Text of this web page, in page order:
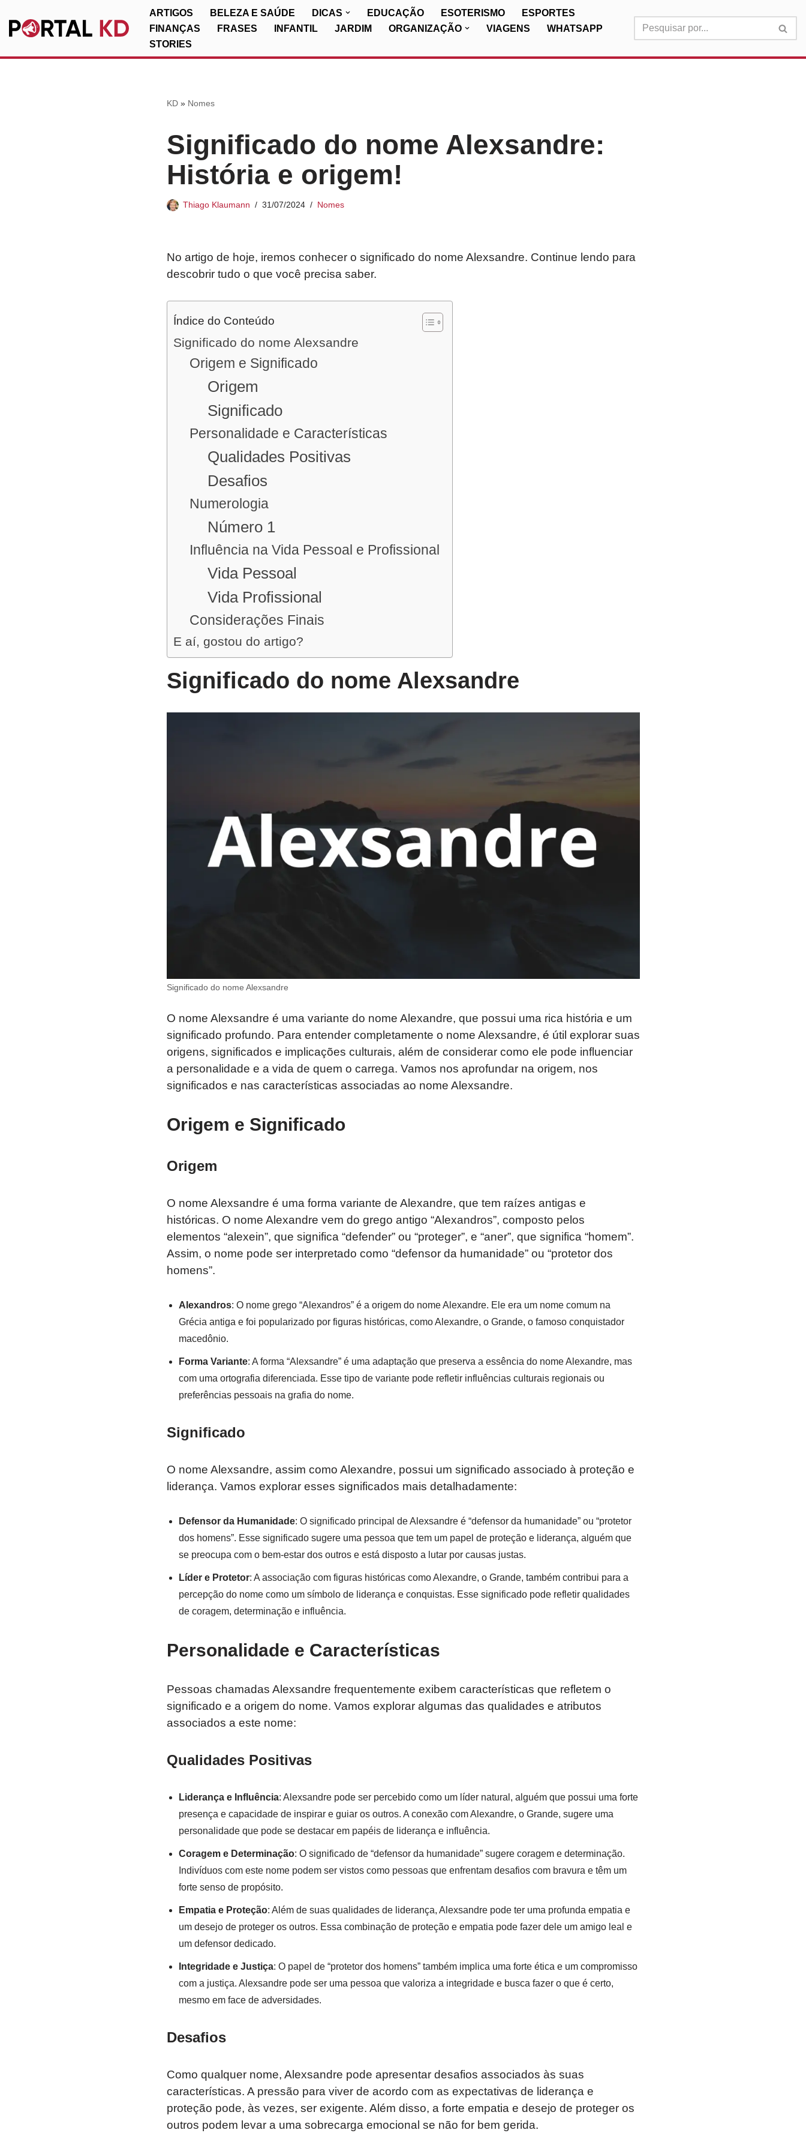
Pular
ARTIGOS BELEZA E SAÚDE DICAS EDUCAÇÃO ESOTERISMO
ESPORTES
FINANÇAS
FRASES INFANTIL JARDIM ORGANIZAÇÃO VIAGENS
WHATSAPP
STORIES
KD» Nomes
Significado do nome Alexsandre:
História e origem!
Thiago Klaumann 31/07/2024 Nomes
No artigo de hoje, iremos conhecer o significado do nome Alexsandre. Continue lendo para
descobrir tudo o que você precisa saber.
Índice do Conteúdo
Significado do nome Alexsandre
Origem e Significado
Origem
Significado
Personalidade e Características
Qualidades Positivas
Desafios
Numerologia
Número 1
Influência na Vida Pessoal e Profissional
Vida Pessoal
Vida Profissional
Considerações Finais
E aí, gostou do artigo?
Significado do nome Alexsandre
Significado do nome Alexsandre
O nome Alexsandre é uma variante do nome Alexandre, que possui uma rica história e um
significado profundo. Para entender completamente o nome Alexsandre, é útil explorar suas
origens, significados e implicações culturais, além de considerar como ele pode influenciar
a personalidade e a vida de quem o carrega. Vamos nos aprofundar na origem, nos
significados e nas características associadas ao nome Alexsandre.
Origem e Significado
Origem
O nome Alexsandre é uma forma variante de Alexandre, que tem raízes antigas e
históricas. O nome Alexandre vem do grego antigo “Alexandros”, composto pelos
elementos “alexein”, que significa “defender” ou “proteger”, e “aner”, que significa “homem”.
Assim, o nome pode ser interpretado como “defensor da humanidade” ou “protetor dos
homens”.
Alexandros: O nome grego “Alexandros” é a origem do nome Alexandre. Ele era um nome comum na
Grécia antiga e foi popularizado por figuras históricas, como Alexandre, o Grande, o famoso conquistador
macedônio.
Forma Variante: A forma “Alexsandre” é uma adaptação que preserva a essência do nome Alexandre, mas
com uma ortografia diferenciada. Esse tipo de variante pode refletir influências culturais regionais ou
preferências pessoais na grafia do nome.
Significado
O nome Alexsandre, assim como Alexandre, possui um significado associado à proteção e
liderança. Vamos explorar esses significados mais detalhadamente:
Defensor da Humanidade: O significado principal de Alexsandre é “defensor da humanidade” ou “protetor
dos homens”. Esse significado sugere uma pessoa que tem um papel de proteção e liderança, alguém que
se preocupa com o bem-estar dos outros e está disposto a lutar por causas justas.
Líder e Protetor: A associação com figuras históricas como Alexandre, o Grande, também contribui para a
percepção do nome como um símbolo de liderança e conquistas. Esse significado pode refletir qualidades
de coragem, determinação e influência.
Personalidade e Características
Pessoas chamadas Alexsandre frequentemente exibem características que refletem o
significado e a origem do nome. Vamos explorar algumas das qualidades e atributos
associados a este nome:
Qualidades Positivas
Liderança e Influência: Alexsandre pode ser percebido como um líder natural, alguém que possui uma forte
presença e capacidade de inspirar e guiar os outros. A conexão com Alexandre, o Grande, sugere uma
personalidade que pode se destacar em papéis de liderança e influência.
Coragem e Determinação: O significado de “defensor da humanidade” sugere coragem e determinação.
Indivíduos com este nome podem ser vistos como pessoas que enfrentam desafios com bravura e têm um
forte senso de propósito.
Empatia e Proteção: Além de suas qualidades de liderança, Alexsandre pode ter uma profunda empatia e
um desejo de proteger os outros. Essa combinação de proteção e empatia pode fazer dele um amigo leal e
um defensor dedicado.
Integridade e Justiça: O papel de “protetor dos homens” também implica uma forte ética e um compromisso
com a justiça. Alexsandre pode ser uma pessoa que valoriza a integridade e busca fazer o que é certo,
mesmo em face de adversidades.
Desafios
Como qualquer nome, Alexsandre pode apresentar desafios associados às suas
características. A pressão para viver de acordo com as expectativas de liderança e
proteção pode, às vezes, ser exigente. Além disso, a forte empatia e desejo de proteger os
outros podem levar a uma sobrecarga emocional se não for bem gerida.